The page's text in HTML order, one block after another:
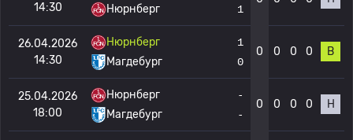
14:30
Нюрнберг
1
26.04.2026
14:30
Нюрнберг
Магдебург
1
0
0 0 0 0 В
25.04.2026
18:00
Нюрнберг
Магдебург
-
-
0 0 0 0 Н